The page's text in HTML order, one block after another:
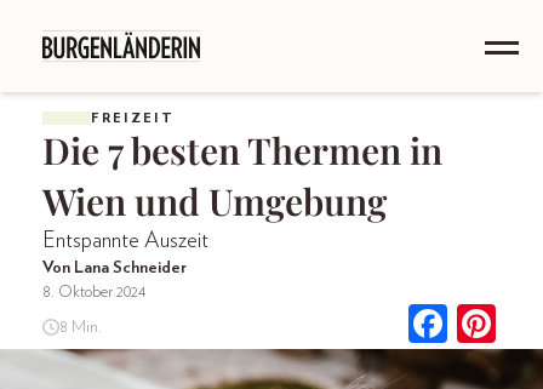
FREIZEIT
Die 7 besten Thermen in
Wien und Umgebung
Entspannte Auszeit
Von Lana Schneider
8. Oktober 2024
8 Min.